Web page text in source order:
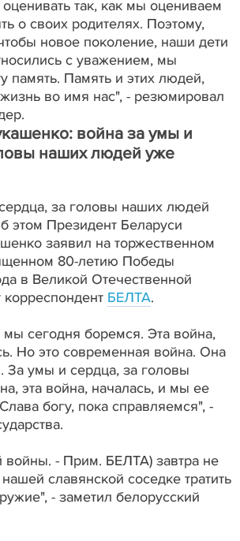
так, как мы оцениваем
о своих родителях. Поэтому,
новое поколение, наши дети
с уважением, мы
память. Память и этих людей,
во имя нас", - резюмировал
война за умы и
наших людей уже
за головы наших людей
этом Президент Беларуси
заявил на торжественном
80-летию Победы
в Великой Отечественной
БЕЛТА.
сегодня боремся. Эта война,
Но это современная война. Она
За умы и сердца, за головы
эта война, началась, и мы ее
богу, пока справляемся", -
войны. - Прим. БЕЛТА) завтра не
славянской соседке тратить
- заметил белорусский